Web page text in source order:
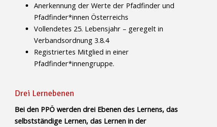
Anerkennung der Werte der Pfadfinder und
Pfadfinder*innen Österreichs
Vollendetes 25. Lebensjahr – geregelt in
Verbandsordnung 3.8.4
Registriertes Mitglied in einer
Pfadfinder*innengruppe.
Drei Lernebenen
Bei den PPÖ werden drei Ebenen des Lernens, das
selbstständige Lernen, das Lernen in der